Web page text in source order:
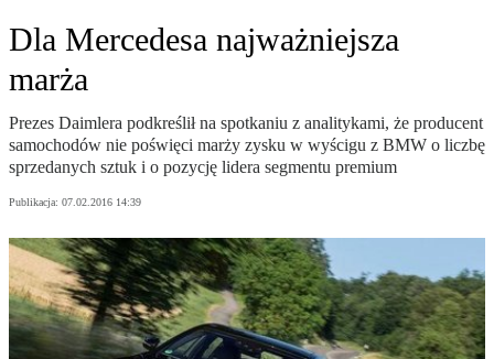
Dla Mercedesa najważniejsza
marża
Prezes Daimlera podkreślił na spotkaniu z analitykami, że producent
samochodów nie poświęci marży zysku w wyścigu z BMW o liczbę
sprzedanych sztuk i o pozycję lidera segmentu premium
Publikacja: 07.02.2016 14:39